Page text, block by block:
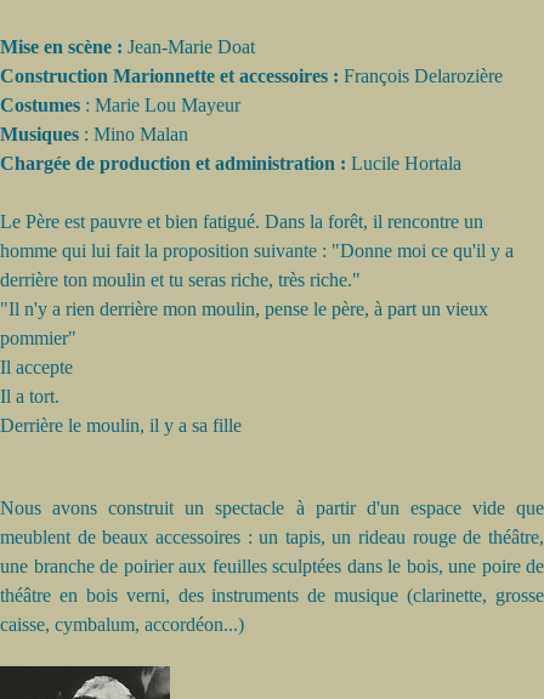
Mise en scène : Jean-Marie Doat
Construction Marionnette et accessoires : François Delarozière
Costumes : Marie Lou Mayeur
Musiques : Mino Malan
Chargée de production et administration : Lucile Hortala
Le Père est pauvre et bien fatigué. Dans la forêt, il rencontre un
homme qui lui fait la proposition suivante : "Donne moi ce qu'il y a
derrière ton moulin et tu seras riche, très riche."
"Il n'y a rien derrière mon moulin, pense le père, à part un vieux
pommier"
Il accepte
Il a tort.
Derrière le moulin, il y a sa fille
Nous avons construit un spectacle à partir d'un espace vide que
meublent de beaux accessoires : un tapis, un rideau rouge de théâtre,
une branche de poirier aux feuilles sculptées dans le bois, une poire de
théâtre en bois verni, des instruments de musique (clarinette, grosse
caisse, cymbalum, accordéon...)